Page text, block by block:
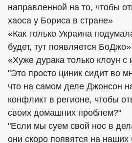
направленной на то, чтобы
хаоса у Бориса в стране»
«Как только Украина
будет, тут появляется БоДжо»
«Хуже дурака только клоун с
"Это просто циник сидит во
что на самом деле Джонсон
конфликт в регионе, чтобы
своих домашних проблем?"
"Если мы суем свой нос в
они скоро появятся на наших